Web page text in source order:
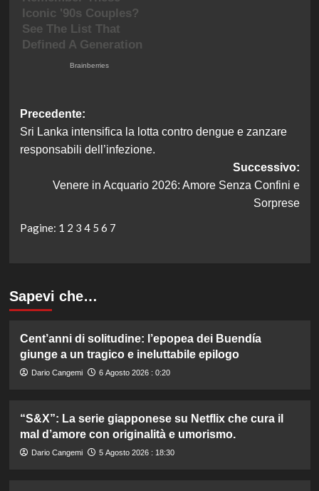
Navigazione
articolo
Precedente:
Sri Lanka intensifica la lotta contro dengue e zanzare
responsabili dell’infezione.
Successivo:
Venere in Acquario 2026: Amore Senza Confini e
Sorprese
Pagine: 1 2 3 4 5 6 7
Sapevi che…
Cent’anni di solitudine: l’epopea dei Buendía
giunge a un tragico e ineluttabile epilogo
Dario Cangemi 6 Agosto 2026 : 0:20
“S&X”: La serie giapponese su Netflix che cura il
mal d’amore con originalità e umorismo.
Dario Cangemi 5 Agosto 2026 : 18:30